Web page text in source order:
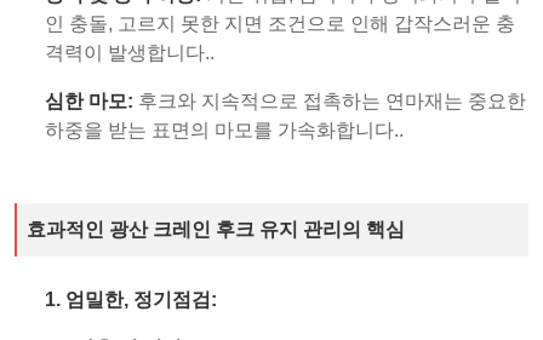
인 충돌, 고르지 못한 지면 조건으로 인해 갑작스러운 충
격력이 발생합니다..
심한 마모: 후크와 지속적으로 접촉하는 연마재는 중요한
하중을 받는 표면의 마모를 가속화합니다..
효과적인 광산 크레인 후크 유지 관리의 핵심
1. 엄밀한, 정기점검: